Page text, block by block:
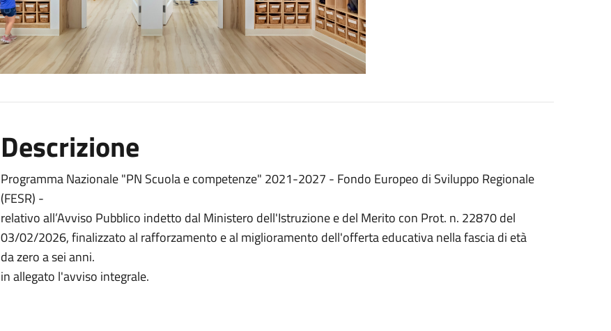
Descrizione
Programma Nazionale "PN Scuola e competenze" 2021-2027 - Fondo Europeo di Sviluppo Regionale
(FESR) -
relativo all’Avviso Pubblico indetto dal Ministero dell'Istruzione e del Merito con Prot. n. 22870 del
03/02/2026, finalizzato al rafforzamento e al miglioramento dell'offerta educativa nella fascia di età
da zero a sei anni.
in allegato l'avviso integrale.